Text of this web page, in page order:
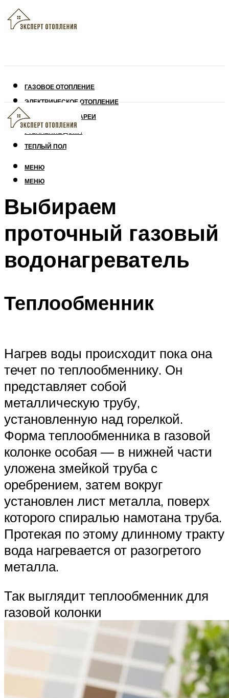
ГАЗОВОЕ ОТОПЛЕНИЕ
ЭЛЕКТРИЧЕСКОЕ ОТОПЛЕНИЕ
СОЛНЕЧНЫЕ БАТАРЕИ
УТЕПЛЕНИЕ ДОМА
ТЕПЛЫЙ ПОЛ
МЕНЮ
МЕНЮ
Выбираем
проточный газовый
водонагреватель
Теплообменник
Нагрев воды происходит пока она
течет по теплообменнику. Он
представляет собой
металлическую трубу,
установленную над горелкой.
Форма теплообменника в газовой
колонке особая — в нижней части
уложена змейкой труба с
оребрением, затем вокруг
установлен лист металла, поверх
которого спиралью намотана труба.
Протекая по этому длинному тракту
вода нагревается от разогретого
металла.
Так выглядит теплообменник для
газовой колонки